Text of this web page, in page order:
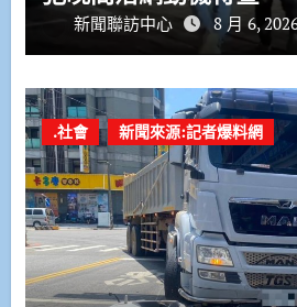
新聞聯訪中心 8 月 6,
.社會 新聞來源:記者爆料網